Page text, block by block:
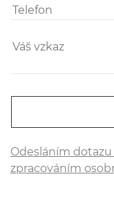
Odesláním
zpracováním